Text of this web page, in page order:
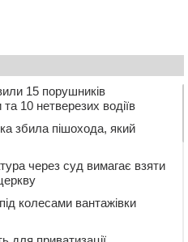
15 порушників
10 нетверезих водіїв
збила пішохода, який
через суд вимагає взяти
колесами вантажівки